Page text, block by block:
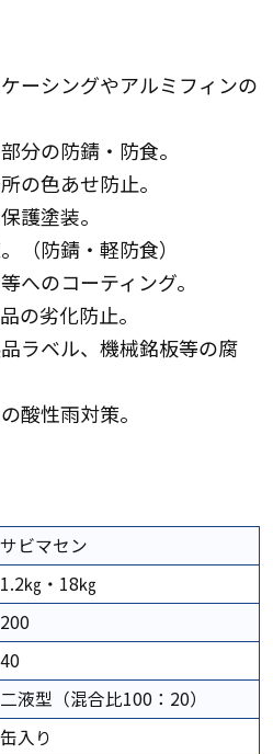
ーシングやアルミフィンの
分の防錆・防食。
の色あせ防止。
護塗装。
（防錆・軽防食）
へのコーティング。
の劣化防止。
ラベル、機械銘板等の腐
酸性雨対策。
サビマセン
1.2㎏・18㎏
200
40
二液型（混合比100：20）
缶入り